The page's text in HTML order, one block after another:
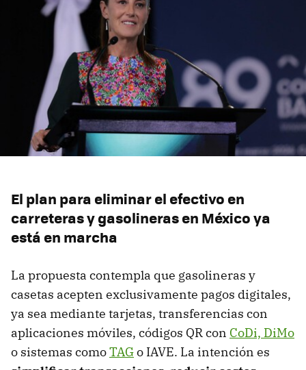
El plan para eliminar el efectivo en
carreteras y gasolineras en México ya
está en marcha
La propuesta contempla que gasolineras y
casetas acepten exclusivamente pagos digitales,
ya sea mediante tarjetas, transferencias con
aplicaciones móviles, códigos QR con CoDi, DiMo
o sistemas comoTAGo IAVE. La intención es